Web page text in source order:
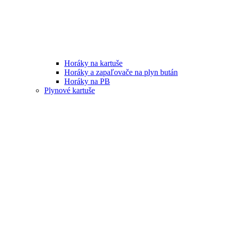
Horáky na kartuše
Horáky a zapaľovače na plyn bután
Horáky na PB
Plynové kartuše